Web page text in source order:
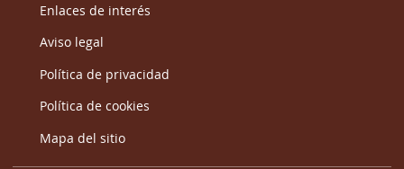
Enlaces de interés
Aviso legal
Política de privacidad
Política de cookies
Mapa del sitio